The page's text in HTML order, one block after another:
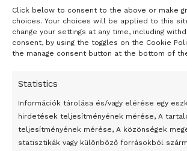
Click below to consent to the above or make
choices. Your choices will be applied to this
change your settings at any time, including
consent, by using the toggles on the Cookie
the manage consent button at the bottom of
Statistics
Információk tárolása és/vagy elérése egy
hirdetések teljesítményének mérése, A
teljesítményének mérése, A közönségek
statisztikák vagy különböző forrásokból
- H I R D E T É S -